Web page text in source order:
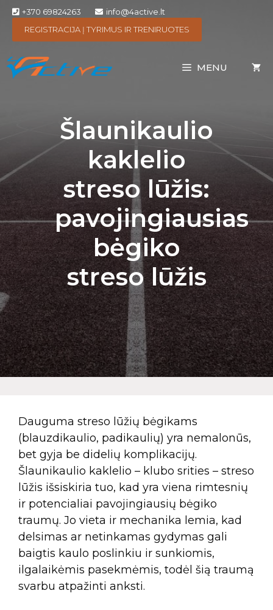
+370 69824263
info@4active.lt
REGISTRACIJA Į TYRIMUS IR TRENIRUOTES
MENU
Šlaunikaulio
kaklelio
streso lūžis:
pavojingiausias
bėgiko
streso lūžis
Dauguma streso lūžių bėgikams
(blauzdikaulio, padikaulių) yra nemalonūs,
bet gyja be didelių komplikacijų.
Šlaunikaulio kaklelio – klubo srities – streso
lūžis išsiskiria tuo, kad yra viena rimtesnių
ir potencialiai pavojingiausių bėgiko
traumų. Jo vieta ir mechanika lemia, kad
delsimas ar netinkamas gydymas gali
baigtis kaulo poslinkiu ir sunkiomis,
ilgalaikėmis pasekmėmis, todėl šią traumą
svarbu atpažinti anksti.